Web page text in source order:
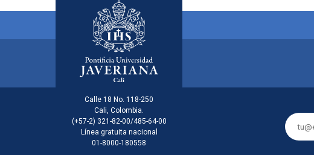
Información de la institución
Calle 18 No. 118-250
Cali, Colombia.
(+57-2) 321-82-00/485-64-00
Línea gratuita nacional
01-8000-180558
Menú principal del footer